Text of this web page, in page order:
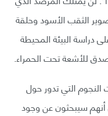
لتصوير الثقب الأسود وحلقة
دراسة البيئة المحيطة
للأشعة تحت الحمراء.
التي تدور حول
سيبحثون عن وجود